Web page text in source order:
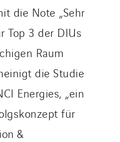
die Note „Sehr
Top 3 der DIUs
Raum
die Studie
Energies, „ein
für
&